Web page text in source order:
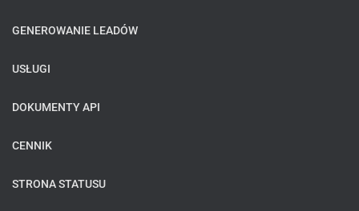
GENEROWANIE LEADÓW
USŁUGI
DOKUMENTY API
CENNIK
STRONA STATUSU